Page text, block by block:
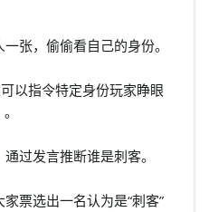
张，偷偷看自己的身份。
以指令特定身份玩家睁眼
过发言推断谁是刺客。
票选出一名认为是“刺客”